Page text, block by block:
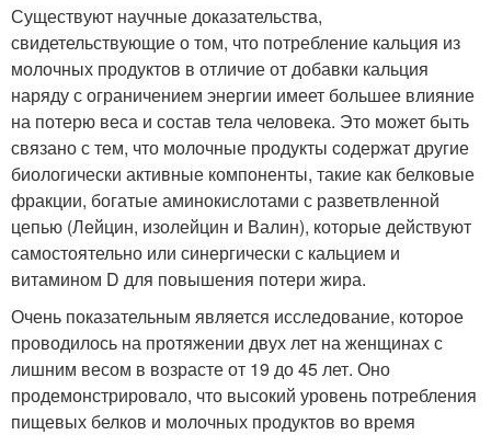
Существуют научные доказательства,
свидетельствующие о том, что потребление кальция из
молочных продуктов в отличие от добавки кальция
наряду с ограничением энергии имеет большее влияние
на потерю веса и состав тела человека. Это может быть
связано с тем, что молочные продукты содержат другие
биологически активные компоненты, такие как белковые
фракции, богатые аминокислотами с разветвленной
цепью (Лейцин, изолейцин и Валин), которые действуют
самостоятельно или синергически с кальцием и
витамином D для повышения потери жира.
Очень показательным является исследование, которое
проводилось на протяжении двух лет на женщинах с
лишним весом в возрасте от 19 до 45 лет. Оно
продемонстрировало, что высокий уровень потребления
пищевых белков и молочных продуктов во время